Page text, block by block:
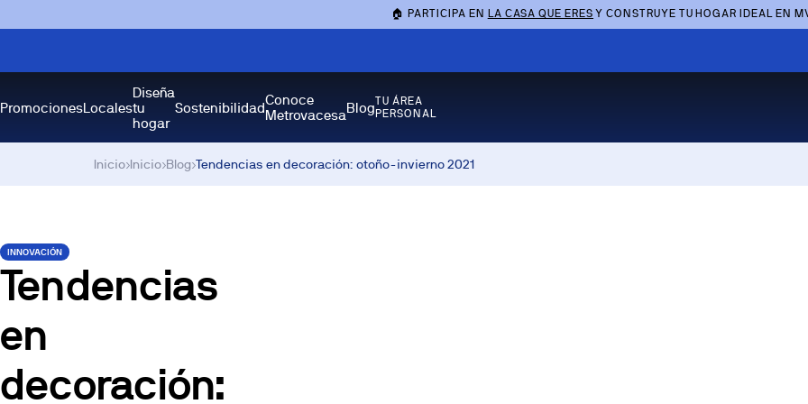
🏠 PARTICIPA EN LA CASA QUE ERES Y CONSTRUYE TU HOGAR IDEAL EN
PromocionesLocales
Diseña
tu
hogar
SostenibilidadConoce
MetrovacesaBlogTU ÁREA
PERSONAL
Inicio›Inicio›Blog›Tendencias en decoración: otoño-invierno 2021
INNOVACIÓN
Tendencias
en
decoración: